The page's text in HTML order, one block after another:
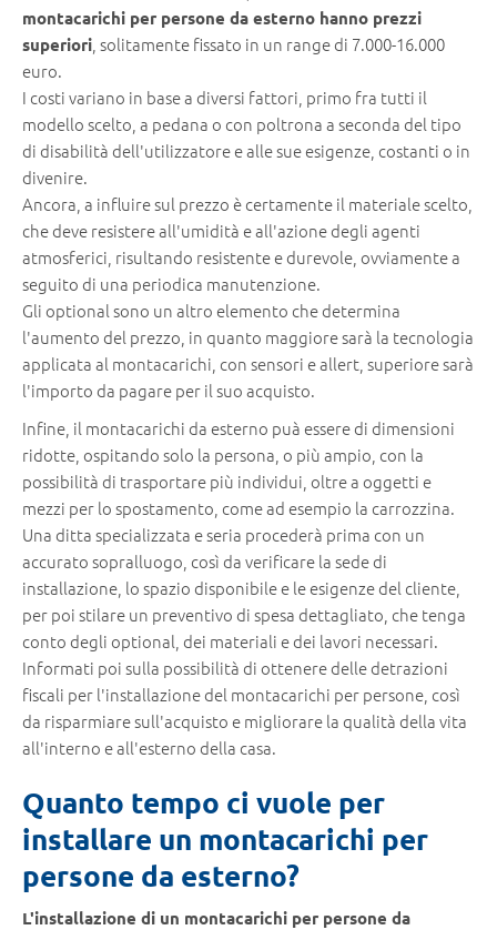
montacarichi per persone da esterno hanno prezzi
superiori , solitamente fissato in un range di 7.000-16.000
euro.
I costi variano in base a diversi fattori, primo fra tutti il
modello scelto, a pedana o con poltrona a seconda del tipo
di disabilità dell'utilizzatore e alle sue esigenze, costanti o in
divenire.
Ancora, a influire sul prezzo è certamente il materiale scelto,
che deve resistere all'umidità e all'azione degli agenti
atmosferici, risultando resistente e durevole, ovviamente a
seguito di una periodica manutenzione.
Gli optional sono un altro elemento che determina
l'aumento del prezzo, in quanto maggiore sarà la tecnologia
applicata al montacarichi, con sensori e allert, superiore sarà
l'importo da pagare per il suo acquisto.
Infine, il montacarichi da esterno puà essere di dimensioni
ridotte, ospitando solo la persona, o più ampio, con la
possibilità di trasportare più individui, oltre a oggetti e
mezzi per lo spostamento, come ad esempio la carrozzina.
Una ditta specializzata e seria procederà prima con un
accurato sopralluogo, così da verificare la sede di
installazione, lo spazio disponibile e le esigenze del cliente,
per poi stilare un preventivo di spesa dettagliato, che tenga
conto degli optional, dei materiali e dei lavori necessari.
Informati poi sulla possibilità di ottenere delle detrazioni
fiscali per l'installazione del montacarichi per persone, così
da risparmiare sull'acquisto e migliorare la qualità della vita
all'interno e all'esterno della casa.
Quanto tempo ci vuole per
installare un montacarichi per
persone da esterno?
L'installazione di un montacarichi per persone da